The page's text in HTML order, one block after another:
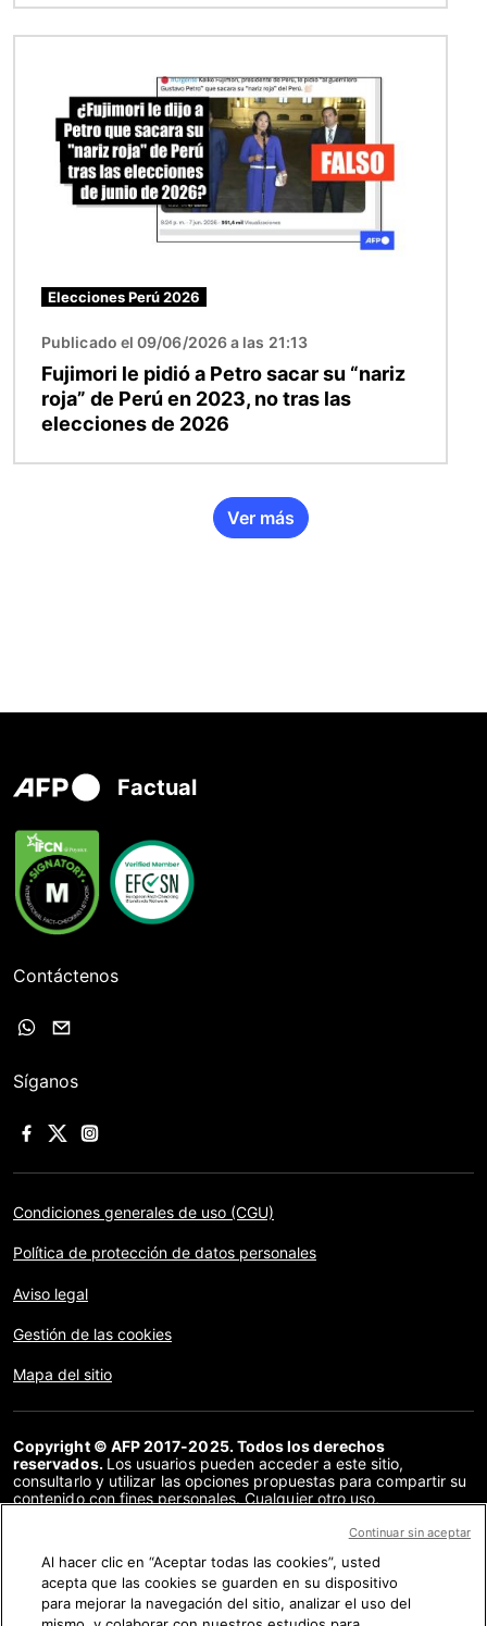
Elecciones Perú 2026
Publicado el 09/06/2026 a las 21:13
Fujimori le pidió a Petro sacar su “nariz
roja” de Perú en 2023, no tras las
elecciones de 2026
Ver más
Factual
Contáctenos
Síganos
Condiciones generales de uso (CGU)
Política de protección de datos personales
Aviso legal
Gestión de las cookies
Mapa del sitio
Copyright © AFP 2017-2025. Todos los derechos
reservados. Los usuarios pueden acceder a este sitio,
consultarlo y utilizar las opciones propuestas para compartir su
contenido con fines personales. Cualquier otro uso,
distribución del contenido de este sitio, en su totalidad o en
acuerdo específico firmado con la AFP, está estrictamente
prohibido. Los elementos analizados en cada verificación se
presentan o se enlazan en tanto en cuanto son necesarios para
la correcta comprensión de la verificación en cuestión. La AFP
Al hacer clic en “Aceptar todas las cookies”, usted
acepta que las cookies se guarden en su dispositivo
para mejorar la navegación del sitio, analizar el uso del
Continuar sin aceptar